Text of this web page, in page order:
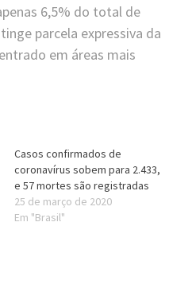
6,5% do total de
parcela expressiva da
em áreas mais
Casos confirmados de
coronavírus sobem para 2.433,
e 57 mortes são registradas
25 de março de 2020
Em "Brasil"